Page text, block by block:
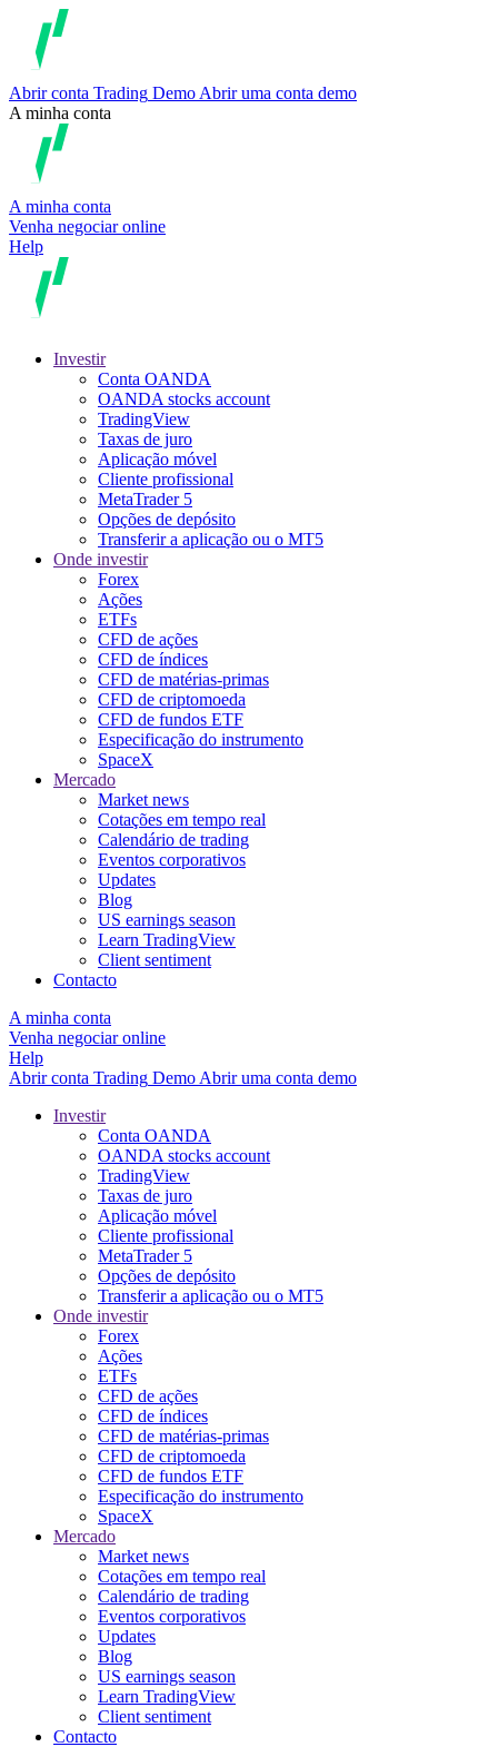
Abrir conta Trading Demo Abrir uma conta demo
A minha conta
A minha conta
Venha negociar online
Help
Investir
Conta OANDA
OANDA stocks account
TradingView
Taxas de juro
Aplicação móvel
Cliente profissional
MetaTrader 5
Opções de depósito
Transferir a aplicação ou o MT5
Onde investir
Forex
Ações
ETFs
CFD de ações
CFD de índices
CFD de matérias-primas
CFD de criptomoeda
CFD de fundos ETF
Especificação do instrumento
SpaceX
Mercado
Market news
Cotações em tempo real
Calendário de trading
Eventos corporativos
Updates
Blog
US earnings season
Learn TradingView
Client sentiment
Contacto
A minha conta
Venha negociar online
Help
Abrir conta Trading Demo Abrir uma conta demo
Investir
Conta OANDA
OANDA stocks account
TradingView
Taxas de juro
Aplicação móvel
Cliente profissional
MetaTrader 5
Opções de depósito
Transferir a aplicação ou o MT5
Onde investir
Forex
Ações
ETFs
CFD de ações
CFD de índices
CFD de matérias-primas
CFD de criptomoeda
CFD de fundos ETF
Especificação do instrumento
SpaceX
Mercado
Market news
Cotações em tempo real
Calendário de trading
Eventos corporativos
Updates
Blog
US earnings season
Learn TradingView
Client sentiment
Contacto